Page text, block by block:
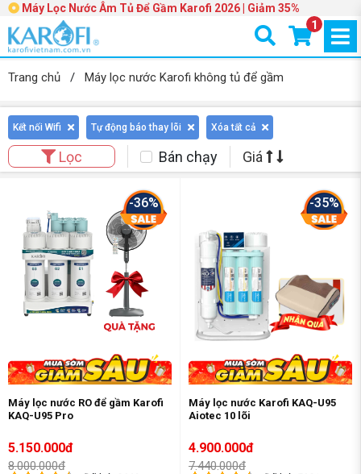
Máy Lọc Nước Âm Tủ Để Gầm Karofi 2026 | Giảm 35%
1
Trang chủ / Máy lọc nước Karofi không tủ để gầm
Kết nối Wifi Tự động báo thay lõi Xóa tất cả
Lọc Bán chạy Giá
-36%
Máy lọc nước RO để gầm Karofi
KAQ-U95 Pro
5.150.000đ
8.000.000đ
-35%
Máy lọc nước Karofi KAQ-U95
Aiotec 10 lõi
4.900.000đ
7.440.000đ